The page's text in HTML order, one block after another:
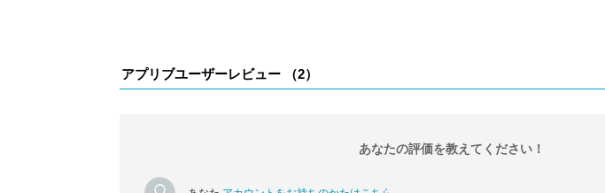
アプリブユーザーレビュー （2）
あなたの評価を教えてください！